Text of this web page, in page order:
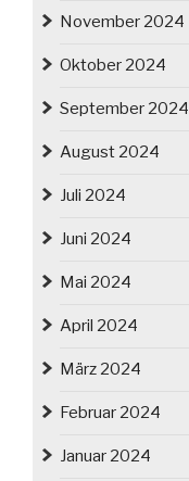
November 2024
Oktober 2024
September 2024
August 2024
Juli 2024
Juni 2024
Mai 2024
April 2024
März 2024
Februar 2024
Januar 2024